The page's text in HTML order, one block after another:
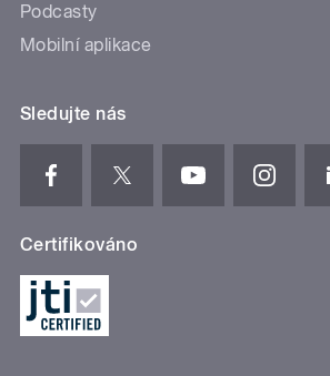
Podcasty
Mobilní aplikace
Sledujte nás
Certifikováno